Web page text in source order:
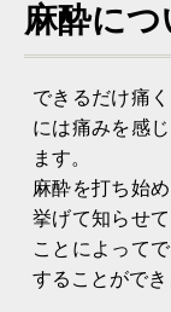
麻酔につ
できるだけ痛
には痛みを感
ます。
麻酔を打ち始
挙げて知らせ
ことによって
することができ